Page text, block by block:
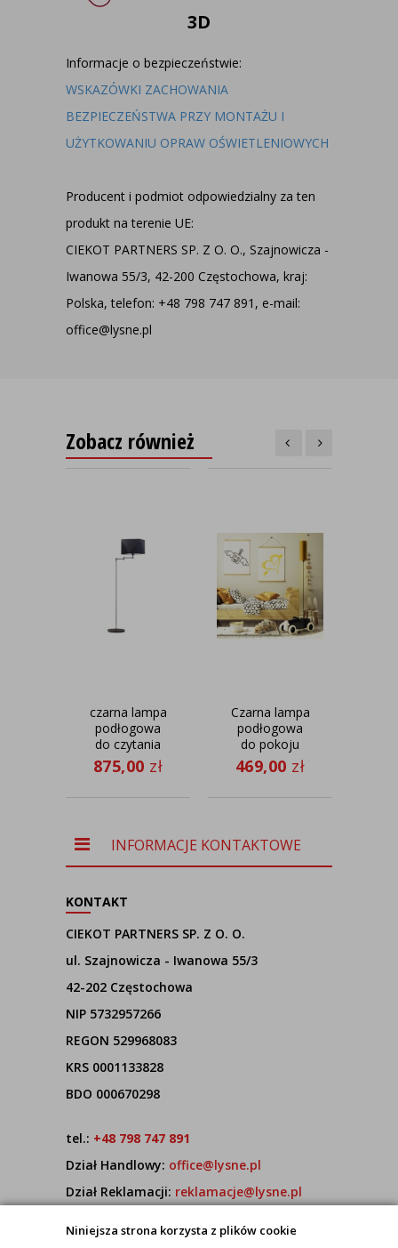
Niniejsza strona korzysta z plików cookie
3D
Informacje o bezpieczeństwie:
WSKAZÓWKI ZACHOWANIA
BEZPIECZEŃSTWA PRZY MONTAŻU I
UŻYTKOWANIU OPRAW OŚWIETLENIOWYCH
Producent i podmiot odpowiedzialny za ten
produkt na terenie UE:
CIEKOT PARTNERS SP. Z O. O., Szajnowicza -
Iwanowa 55/3, 42-200 Częstochowa, kraj:
Polska, telefon: +48 798 747 891, e-mail:
office@lysne.pl
Zobacz również
czarna lampa
podłogowa
do czytania
regulowana
w
875,00 zł
Czarna lampa
podłogowa
do pokoju
dziecka
FLORENCJA z
469,00 zł
INFORMACJE KONTAKTOWE
KONTAKT
CIEKOT PARTNERS SP. Z O. O.
ul. Szajnowicza - Iwanowa 55/3
42-202 Częstochowa
NIP 5732957266
REGON 529968083
KRS 0001133828
BDO 000670298
tel.: +48 798 747 891
Dział Handlowy: office@lysne.pl
Dział Reklamacji: reklamacje@lysne.pl